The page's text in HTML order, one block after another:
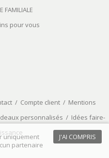
FAMILIALE
pour vous
/ Compte client / Mentions
personnalisés / Idées faire-
J'AI COMPRIS
uniquement
partenaire